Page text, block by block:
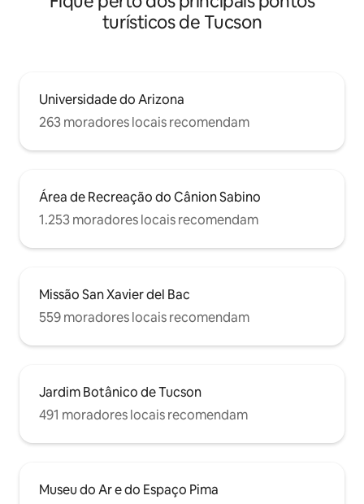
turísticos de Tucson
Universidade do Arizona
263 moradores locais recomendam
Área de Recreação do Cânion Sabino
1.253 moradores locais recomendam
Missão San Xavier del Bac
559 moradores locais recomendam
Jardim Botânico de Tucson
491 moradores locais recomendam
Museu do Ar e do Espaço Pima